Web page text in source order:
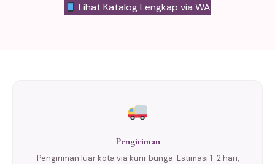
Lihat Katalog Lengkap via WA
Pengiriman
Pengiriman luar kota via kurir bunga. Estimasi 1-2 hari,